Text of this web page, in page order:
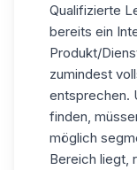
Qualifizierte
bereits ein
Produkt/
zumindest
entsprechen.
finden,
möglich
Bereich liegt,